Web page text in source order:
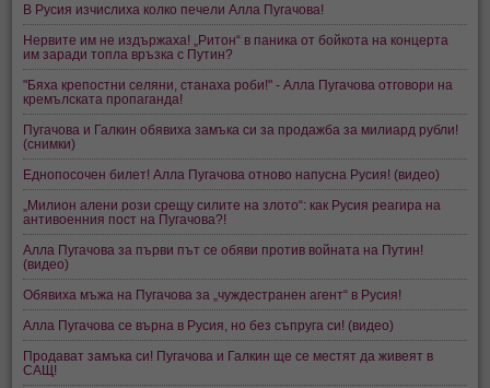
В Русия изчислиха колко печели Алла Пугачова!
Нервите им не издържаха! „Ритон“ в паника от бойкота на концерта
им заради топла връзка с Путин?
"Бяха крепостни селяни, станаха роби!" - Алла Пугачова отговори на
кремълската пропаганда!
Пугачова и Галкин обявиха замъка си за продажба за милиард рубли!
(снимки)
Еднопосочен билет! Алла Пугачова отново напусна Русия! (видео)
„Милион алени рози срещу силите на злото“: как Русия реагира на
антивоенния пост на Пугачова?!
Алла Пугачова за първи път се обяви против войната на Путин!
(видео)
Обявиха мъжа на Пугачова за „чуждестранен агент“ в Русия!
Алла Пугачова се върна в Русия, но без съпруга си! (видео)
Продават замъка си! Пугачова и Галкин ще се местят да живеят в
САЩ!